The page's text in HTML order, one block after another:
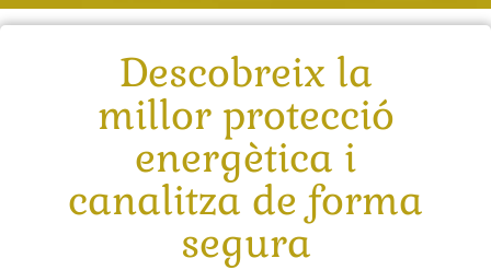
Descobreix la
millor protecció
energètica i
canalitza de forma
segura